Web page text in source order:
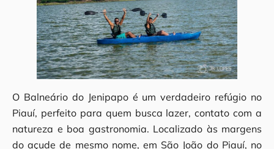
O Balneário do Jenipapo é um verdadeiro refúgio no
Piauí, perfeito para quem busca lazer, contato com a
natureza e boa gastronomia. Localizado às margens
do açude de mesmo nome, em São João do Piauí, no